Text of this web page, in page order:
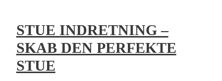
inspiration
STUE INDRETNING –
SKAB DEN PERFEKTE
STUE